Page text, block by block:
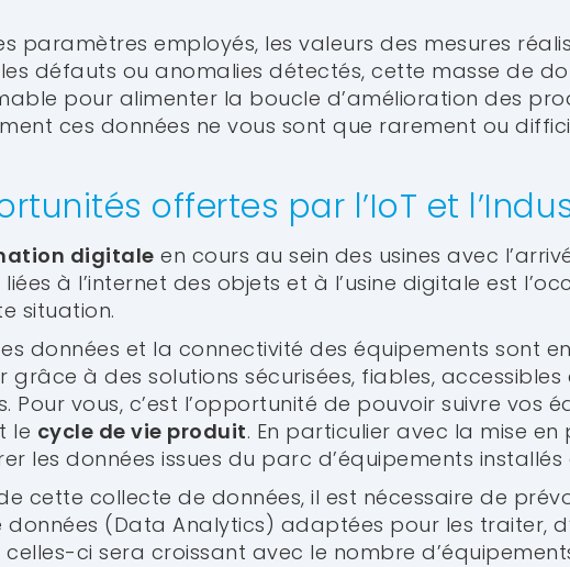
paramètres employés, les valeurs des mesures
défauts ou anomalies détectés, cette masse de
pour alimenter la boucle d’amélioration des
ces données ne vous sont que rarement ou
offertes par l’IoT et
digitale en cours au sein des usines avec
à l’internet des objets et à l’usine digitale est
situation.
données et la connectivité des équipements sont
grâce à des solutions sécurisées, fiables, accessibles
Pour vous, c’est l’opportunité de pouvoir suivre vos
le cycle de vie produit. En particulier avec la mise en
les données issues du parc d’équipements installés
cette collecte de données, il est nécessaire de
données (Data Analytics) adaptées pour les traiter,
ci sera croissant avec le nombre